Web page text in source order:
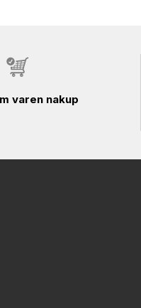
varen nakup